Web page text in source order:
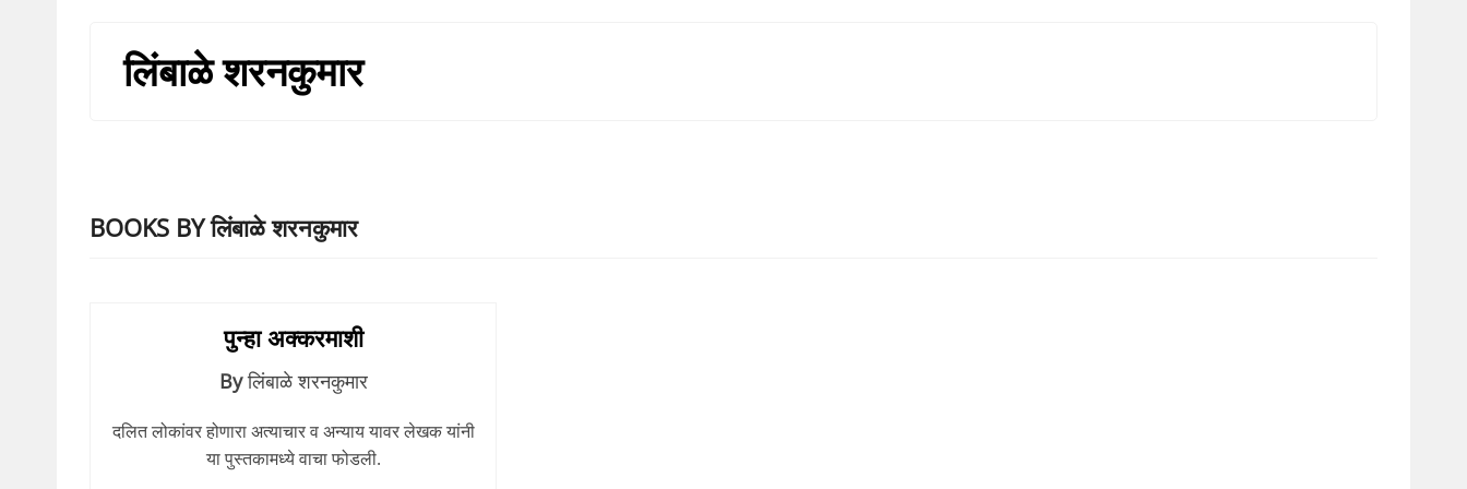
लिंबाळे शरनकुमार
BOOKS BY लिंबाळे शरनकुमार
पुन्हा अक्करमाशी
By लिंबाळे शरनकुमार
दलित लोकांवर होणारा अत्याचार व अन्याय यावर लेखक यांनी
या पुस्तकामध्ये वाचा फोडली.